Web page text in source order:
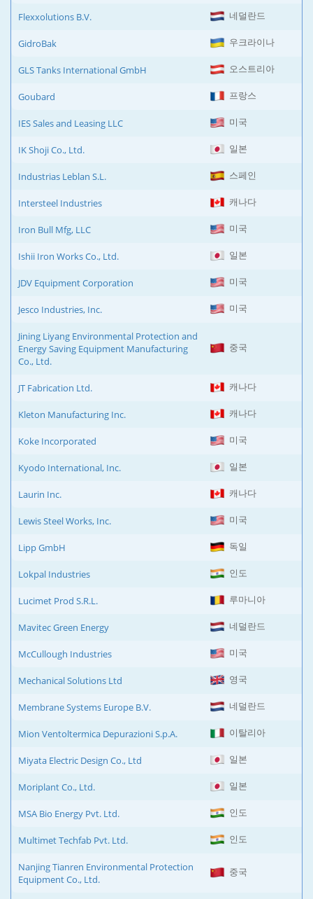
Flexxolutions B.V. 네덜란드
GidroBak 우크라이나
GLS Tanks International GmbH 오스트리아
Goubard 프랑스
IES Sales and Leasing LLC 미국
IK Shoji Co., Ltd. 일본
Industrias Leblan S.L. 스페인
Intersteel Industries 캐나다
Iron Bull Mfg, LLC 미국
Ishii Iron Works Co., Ltd. 일본
JDV Equipment Corporation 미국
Jesco Industries, Inc. 미국
Jining Liyang Environmental Protection and
Energy Saving Equipment Manufacturing
Co., Ltd.
중국
JT Fabrication Ltd. 캐나다
Kleton Manufacturing Inc. 캐나다
Koke Incorporated 미국
Kyodo International, Inc. 일본
Laurin Inc. 캐나다
Lewis Steel Works, Inc. 미국
Lipp GmbH 독일
Lokpal Industries 인도
Lucimet Prod S.R.L. 루마니아
Mavitec Green Energy 네덜란드
McCullough Industries 미국
Mechanical Solutions Ltd 영국
Membrane Systems Europe B.V. 네덜란드
Mion Ventoltermica Depurazioni S.p.A. 이탈리아
Miyata Electric Design Co., Ltd 일본
Moriplant Co., Ltd. 일본
MSA Bio Energy Pvt. Ltd. 인도
Multimet Techfab Pvt. Ltd. 인도
Nanjing Tianren Environmental Protection
Equipment Co., Ltd.
중국